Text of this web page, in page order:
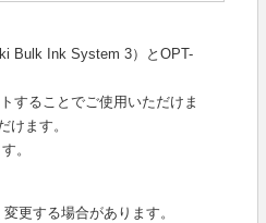
Bulk Ink System 3）とOPT-
することでご使用いただけま
ます。
。
更する場合があります。